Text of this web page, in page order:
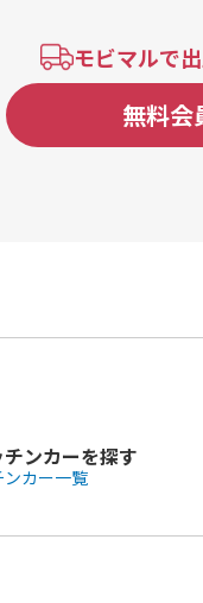
モビマルで
無料会
ンカーを探す
カー一覧